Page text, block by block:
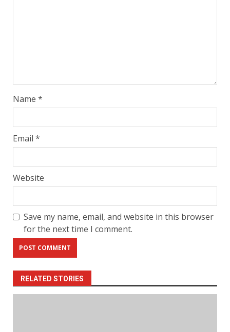
Name *
Email *
Website
Save my name, email, and website in this browser
for the next time I comment.
RELATED STORIES